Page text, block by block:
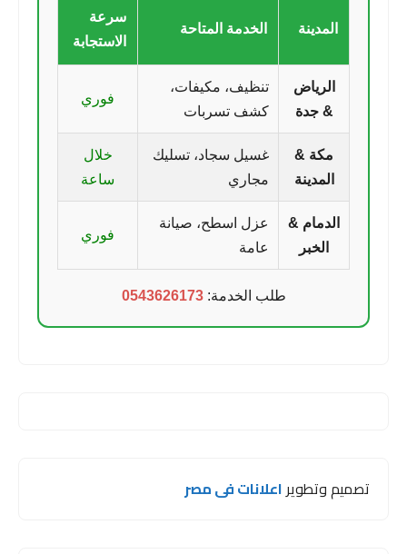
المدينة الخدمة المتاحة
سرعة
الاستجابة
الرياض
& جدة
تنظيف، مكيفات،
كشف تسربات
فوري
مكة &
المدينة
غسيل سجاد، تسليك
مجاري
خلال
ساعة
الدمام &
الخبر
عزل اسطح، صيانة
عامة
فوري
طلب الخدمة:0543626173
تصميم وتطويراعلانات فى مصر